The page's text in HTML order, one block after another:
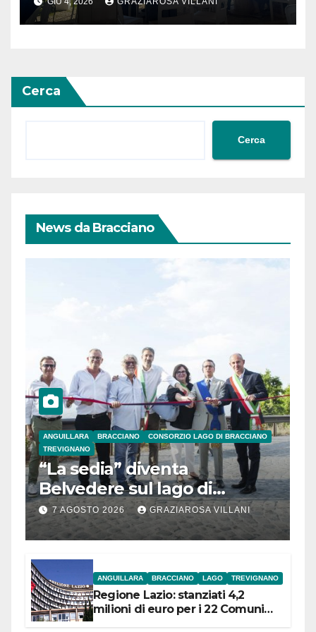
Cerca
Cerca
News da Bracciano
ANGUILLARA BRACCIANO
CONSORZIO LAGO DI BRACCIANO
TREVIGNANO
“La sedia” diventa
Belvedere sul lago di
Bracciano: ieri
l’inaugurazione
7 AGOSTO 2026 GRAZIAROSA VILLANI
ANGUILLARA BRACCIANO LAGO TREVIGNANO
Regione Lazio: stanziati 4,2
milioni di euro per i 22 Comuni